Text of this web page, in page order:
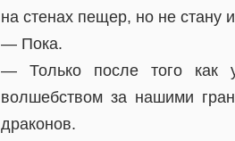
на стенах пещер, но не стану
— Пока.
— Только после того как
волшебством за нашими
драконов.